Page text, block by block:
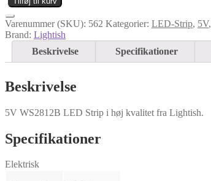
Varenummer (SKU): 562 Kategorier: LED-Strip, 5V,
Brand: Lightish
Beskrivelse
Specifikationer
Beskrivelse
5V WS2812B LED Strip i høj kvalitet fra Lightish.
Specifikationer
Elektrisk